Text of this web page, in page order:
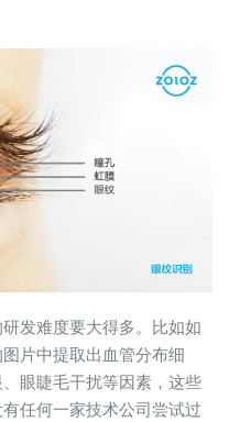
发难度要大得多。比如如
片中提取出血管分布细
眼睫毛干扰等因素，这些
任何一家技术公司尝试过